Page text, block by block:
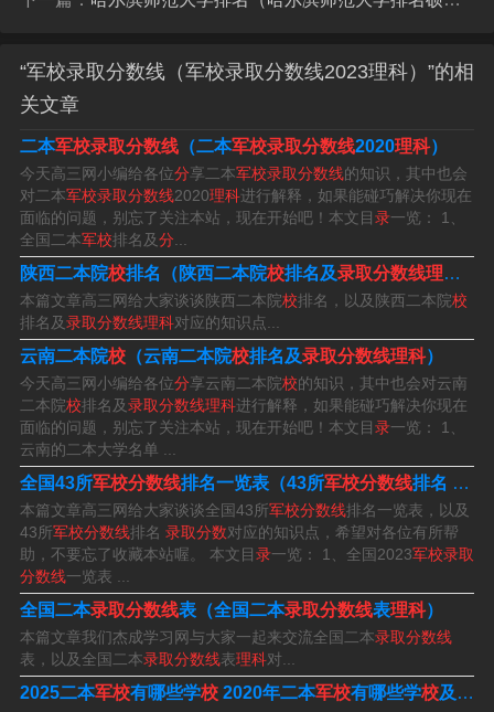
3、考军校录取分数线在500到600分之间，最低分数是480
分。第一梯队，国防科学技术大学，必学高一本线80分才
能确保录取，当然高60分也可以冲一冲。
4、大学生考军校需要在500－600分之间，最低分数是480
分。军区的招生政策如下：各军区的招生政策也有所不
同，各军区的招生分数也略有不同。各大军区的分数都是
自己制定的，不一样。
军校有哪些学校分数线
“军校录取分数线（军校录取分数线2023理科）”的相
关文章
二本军校录取分数线 （二本军校录取分数线2020理科）
今天高三网小编给各位分享二本军校录取分数线的知识，其中也会
对二本军校录取分数线2020理科进行解释，如果能碰巧解决你现在
面临的问题，别忘了关注本站，现在开始吧！本文目录一览： 1、
全国二本军校排名及分
陕西二本院校排名（陕西二本院校排名及录取分数线理科
本篇文章高三网给大家谈谈陕西二本院校排名，以及陕西二本院校
排名及录取分数线理科对应的知识点...
云南二本院校 （云南二本院校排名及录取分数线理科）
今天高三网小编给各位分享云南二本院校的知识，其中也会对云南
二本院校排名及录取分数线理科进行解释，如果能碰巧解决你现在
面临的问题，别忘了关注本站，现在开始吧！本文目录一览： 1、
云南的二本大学名单 ...
全国43所军校分数线排名一览表（43所军校分数线排名 录取
本篇文章高三网给大家谈谈全国43所军校分数线排名一览表，以及
43所军校分数线排名 录取分数对应的知识点，希望对各位有所帮
助，不要忘了收藏本站喔。 本文目录一览： 1、全国2023军校录取
分数线一览表 ...
全国二本录取分数线表（全国二本录取分数线表理科）
本篇文章我们杰成学习网与大家一起来交流全国二本录取分数线
表，以及全国二本录取分数线表理科对...
2025二本军校有哪些学校 2020年二本军校有哪些学校及 录